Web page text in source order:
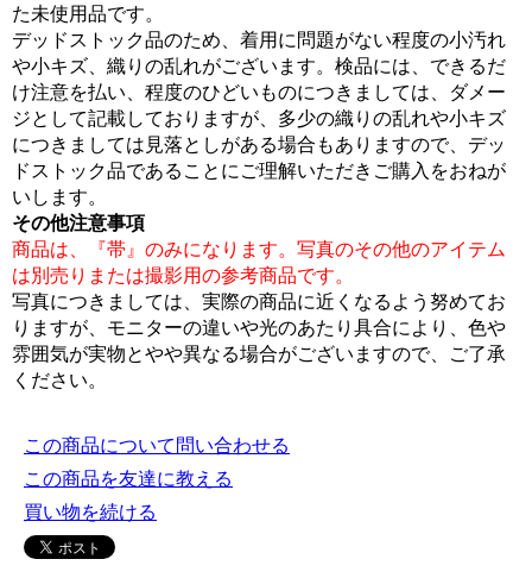
た未使用品です。
デッドストック品のため、着用に問題がない程度の小汚れ
や小キズ、織りの乱れがございます。検品には、できるだ
け注意を払い、程度のひどいものにつきましては、ダメー
ジとして記載しておりますが、多少の織りの乱れや小キズ
につきましては見落としがある場合もありますので、デッ
ドストック品であることにご理解いただきご購入をおねが
いします。
その他注意事項
商品は、『帯』のみになります。写真のその他のアイテム
は別売りまたは撮影用の参考商品です。
写真につきましては、実際の商品に近くなるよう努めてお
りますが、モニターの違いや光のあたり具合により、色や
雰囲気が実物とやや異なる場合がございますので、ご了承
ください。
この商品について問い合わせる
この商品を友達に教える
買い物を続ける